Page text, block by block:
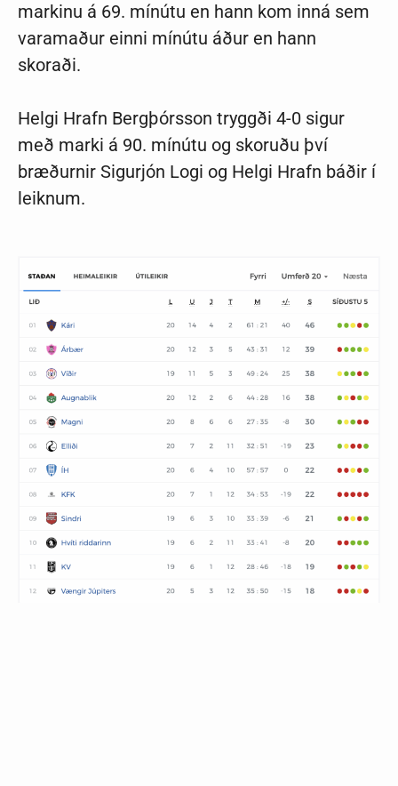
markinu á 69. mínútu en hann kom inná sem
varamaður einni mínútu áður en hann
skoraði.
Helgi Hrafn Bergþórsson tryggði 4-0 sigur
með marki á 90. mínútu og skoruðu því
bræðurnir Sigurjón Logi og Helgi Hrafn báðir í
leiknum.